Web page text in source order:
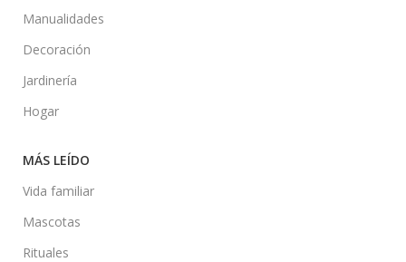
Manualidades
Decoración
Jardinería
Hogar
MÁS LEÍDO
Vida familiar
Mascotas
Rituales